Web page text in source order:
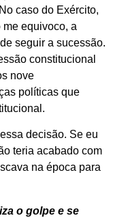
caso do Exército,
equivoco, a
seguir a sucessão.
constitucional
nove
políticas que
decisão. Se eu
teria acabado com
na época para
o golpe e se